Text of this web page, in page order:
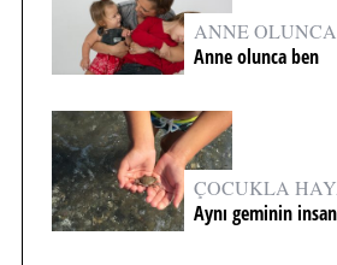
ANNE
Anne olunca ben
ÇOCUKLA
Aynı geminin